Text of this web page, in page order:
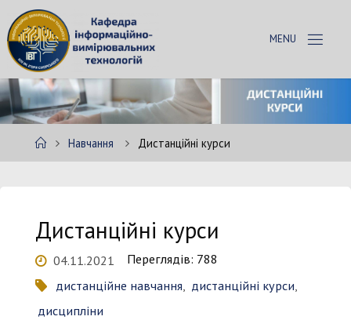
Skip
to
content
АФ
ЕД
РА
ІВ
HomeНавчання Дистанційні курси
Дистанційні курси
04.11.2021
дистанційне навчання, дистанційні курси,
дисципліни
Переглядів: 788